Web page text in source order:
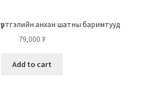
анхан шатны баримтууд
79,000 ₮
Add to cart